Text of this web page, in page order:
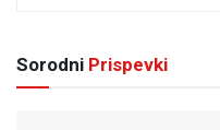
Sorodni Prispevki